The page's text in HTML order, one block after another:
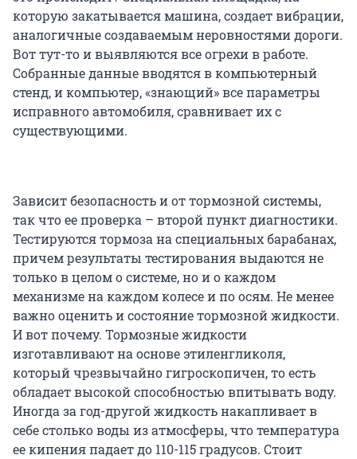
которую закатывается машина, создает вибрации,
аналогичные создаваемым неровностями дороги.
Вот тут-то и выявляются все огрехи в работе.
Собранные данные вводятся в компьютерный
стенд, и компьютер, «знающий» все параметры
исправного автомобиля, сравнивает их с
существующими.
Зависит безопасность и от тормозной системы,
так что ее проверка – второй пункт диагностики.
Тестируются тормоза на специальных барабанах,
причем результаты тестирования выдаются не
только в целом о системе, но и о каждом
механизме на каждом колесе и по осям. Не менее
важно оценить и состояние тормозной жидкости.
И вот почему. Тормозные жидкости
изготавливают на основе этиленгликоля,
который чрезвычайно гигроскопичен, то есть
обладает высокой способностью впитывать воду.
Иногда за год-другой жидкость накапливает в
себе столько воды из атмосферы, что температура
ее кипения падает до 110-115 градусов. Стоит